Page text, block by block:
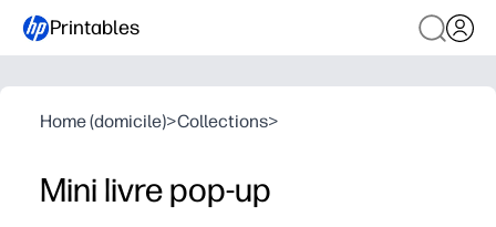
Printables
Home (domicile)>Collections>
Mini livre pop-up